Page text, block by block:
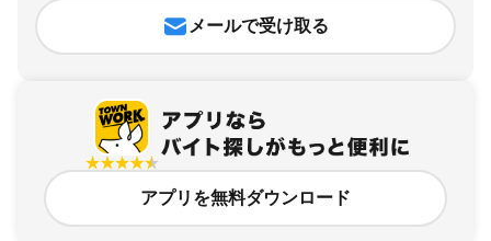
メールで受け取る
アプリを無料ダウンロード